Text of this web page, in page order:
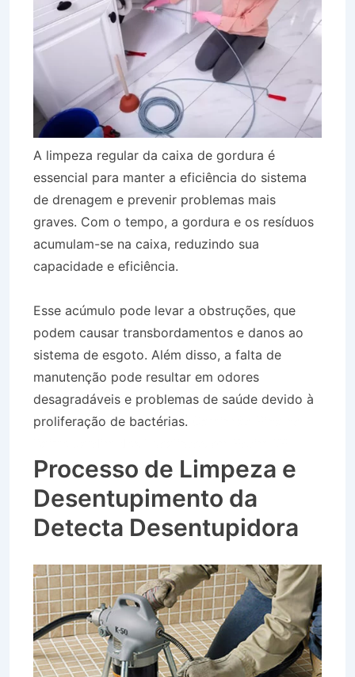
A limpeza regular da caixa de gordura é
essencial para manter a eficiência do sistema
de drenagem e prevenir problemas mais
graves. Com o tempo, a gordura e os resíduos
acumulam-se na caixa, reduzindo sua
capacidade e eficiência.
Esse acúmulo pode levar a obstruções, que
podem causar transbordamentos e danos ao
sistema de esgoto. Além disso, a falta de
manutenção pode resultar em odores
desagradáveis e problemas de saúde devido à
proliferação de bactérias.
Processo de Limpeza e
Desentupimento da
Detecta Desentupidora